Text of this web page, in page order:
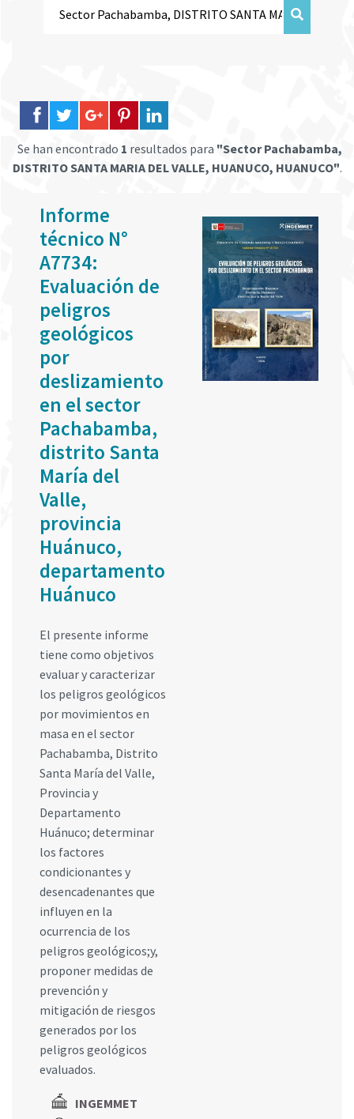
Se han encontrado 1 resultados para "Sector Pachabamba,
DISTRITO SANTA MARIA DEL VALLE, HUANUCO, HUANUCO".
Informe
técnico N°
A7734:
Evaluación de
peligros
geológicos
por
deslizamiento
en el sector
Pachabamba,
distrito Santa
María del
Valle,
provincia
Huánuco,
departamento
Huánuco
El presente informe
tiene como objetivos
evaluar y caracterizar
los peligros geológicos
por movimientos en
masa en el sector
Pachabamba, Distrito
Santa María del Valle,
Provincia y
Departamento
Huánuco; determinar
los factores
condicionantes y
desencadenantes que
influyen en la
ocurrencia de los
peligros geológicos;y,
proponer medidas de
prevención y
mitigación de riesgos
generados por los
peligros geológicos
evaluados.
INGEMMET